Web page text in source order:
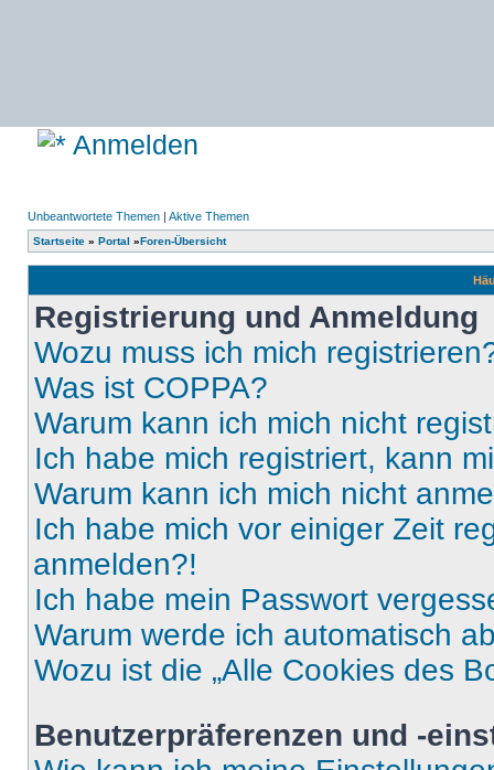
Anmelden
Unbeantwortete Themen | Aktive Themen
Startseite » Portal »Foren-Übersicht
Registrierung und Anmeldung
Wozu muss ich mich
Was ist COPPA?
Warum kann ich mich nicht
Ich habe mich registriert, kann
Warum kann ich mich nicht
Ich habe mich vor einiger Zeit
anmelden?!
Ich habe mein Passwort
Warum werde ich automatisch
Wozu ist die „Alle Cookies des
Benutzerpräferenzen und -